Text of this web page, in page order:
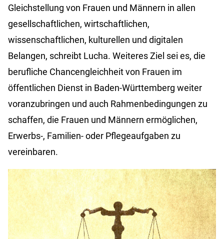
Gleichstellung von Frauen und Männern in allen
gesellschaftlichen, wirtschaftlichen,
wissenschaftlichen, kulturellen und digitalen
Belangen, schreibt Lucha. Weiteres Ziel sei es, die
berufliche Chancengleichheit von Frauen im
öffentlichen Dienst in Baden-Württemberg weiter
voranzubringen und auch Rahmenbedingungen zu
schaffen, die Frauen und Männern ermöglichen,
Erwerbs-, Familien- oder Pflegeaufgaben zu
vereinbaren.